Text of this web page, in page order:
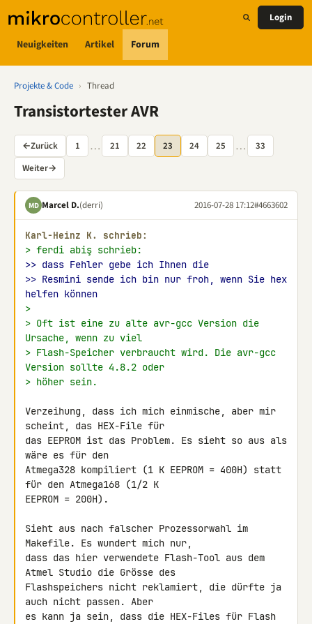
Neuigkeiten Artikel Forum
Login
Projekte & Code › Thread
Transistortester AVR
←Zurück 1 … 21 22 23 24 25 …
33
Weiter→
MD Marcel D.(derri) 2016-07-28 17:12#4663602
Karl-Heinz K. schrieb:
> ferdi abiş schrieb:
>> dass Fehler gebe ich Ihnen die
>> Resmini sende ich bin nur froh, wenn Sie hex
helfen können
>
> Oft ist eine zu alte avr-gcc Version die
Ursache, wenn zu viel
> Flash-Speicher verbraucht wird. Die avr-gcc
Version sollte 4.8.2 oder
> höher sein.
Verzeihung, dass ich mich einmische, aber mir
scheint, das HEX-File für
das EEPROM ist das Problem. Es sieht so aus als
wäre es für den
Atmega328 kompiliert (1 K EEPROM = 400H) statt
für den Atmega168 (1/2 K
EEPROM = 200H).
Sieht aus nach falscher Prozessorwahl im
Makefile. Es wundert mich nur,
dass das hier verwendete Flash-Tool aus dem
Atmel Studio die Grösse des
Flashspeichers nicht reklamiert, die dürfte ja
auch nicht passen. Aber
es kann ja sein, dass die HEX-Files für Flash